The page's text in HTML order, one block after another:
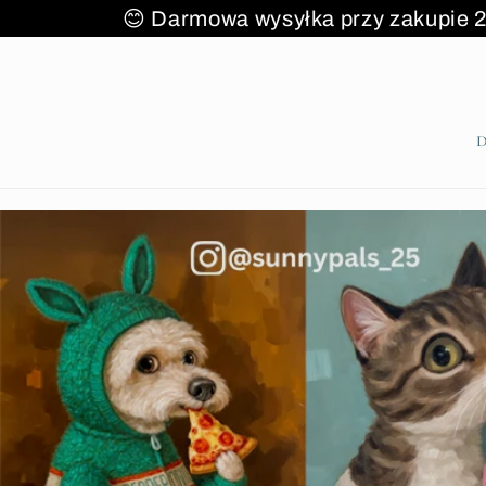
do treści
wysyłka przy